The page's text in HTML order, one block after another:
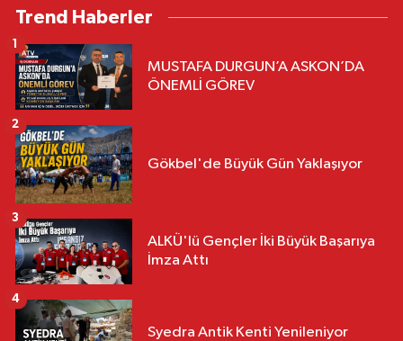
Trend Haberler
MUSTAFA DURGUN’A ASKON’DA
ÖNEMLİ GÖREV
1
Gökbel'de Büyük Gün Yaklaşıyor
2
ALKÜ'lü Gençler İki Büyük Başarıya
İmza Attı
3
Syedra Antik Kenti Yenileniyor
4